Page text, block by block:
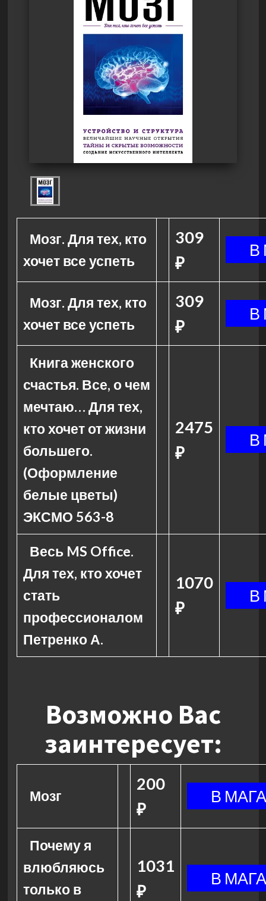
Мозг. Для тех, кто
хочет все успеть
309
₽
Мозг. Для тех, кто
хочет все успеть
309
₽
Книга женского
счастья. Все, о чем
мечтаю… Для тех,
кто хочет от жизни
большего.
(Оформление
белые цветы)
ЭКСМО 563-8
2475
₽
Весь MS Office.
Для тех, кто хочет
стать
профессионалом
Петренко А.
1070
₽
Возможно Вас
заинтересует:
Мозг
200
₽
Почему я
влюбляюсь
только в
1031
₽